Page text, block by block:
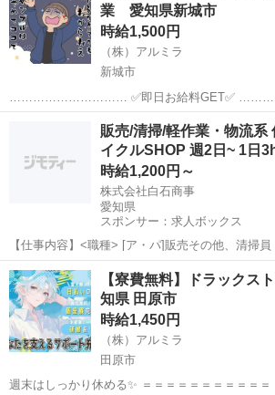
業 愛知県新城市
時給1,500円
（株）アルミラ
新城市
い制度で 働いた分のお金は即GET可能⭕ 1日でも 早くお金が欲しい方
には 嬉しい制度ですよね！ もちろ...
新城市 倉庫 時給
販売/清掃/軽作業・物流系
イクルSHOP 週2日~ 1日
時給1,200円～
株式会社白石商事
愛知県
スポンサー：求人ボックス
【仕事内容】<職種> [ア・パ]販売その他、清掃
流その他 <雇用形態> アルバイト・パート <給与
円～ 交通費:一部支給 ・実費支給 上限200円まで
1,140円...
アルバイト・パート
【寮費無料】ドラックス
知県 田原市
時給1,450円
（株）アルミラ
田原市
週末はしっかり休める✨ ＝＝＝＝＝＝＝＝＝＝＝ 「プライベートも大